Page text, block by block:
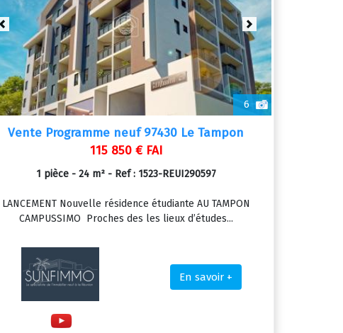
6
Previous Next
Vente Programme neuf 97430 Le Tampon
115 850 € FAI
1 pièce - 24 m² - Ref : 1523-REUI290597
LANCEMENT Nouvelle résidence étudiante AU TAMPON
CAMPUSSIMO Proches des les lieux d’études...
En savoir +